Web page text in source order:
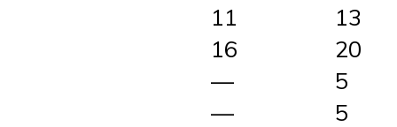
11
13
16
20
—
5
—
5